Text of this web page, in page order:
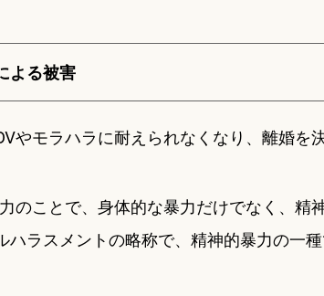
よる被害
やモラハラに耐えられなくなり、離婚を
のことで、身体的な暴力だけでなく、精
ハラスメントの略称で、精神的暴力の一種